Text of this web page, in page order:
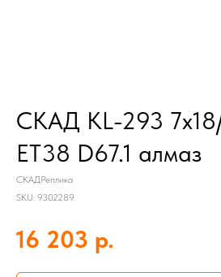
СКАД KL-293
ET38 D67.1 алмаз
СКАДРеплика
SKU: 9302289
16 203 р.